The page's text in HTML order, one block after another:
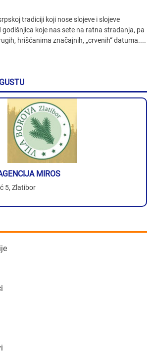
tradiciji koji nose slojeve i slojeve
godišnjica koje nas sete na ratna stradanja, pa
hrišćanima značajnih, „crvenih“ datuma....
MIROS
5, Zlatibor